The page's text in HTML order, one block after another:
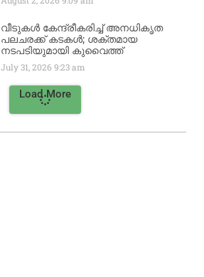
വീടുകൾ കേന്ദ്രീകരിച്ച് അനധികൃത
പലചരക്ക് കടകൾ; ശക്തമായ
നടപടിയുമായി കുവൈത്ത്
July 31, 20269:23 am
Load More